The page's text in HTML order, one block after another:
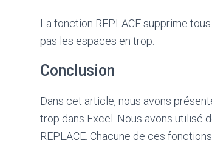
La fonction REPLACE supprime
pas les espaces en trop.
Conclusion
Dans cet article, nous avons
trop dans Excel. Nous avons utilisé
REPLACE. Chacune de ces